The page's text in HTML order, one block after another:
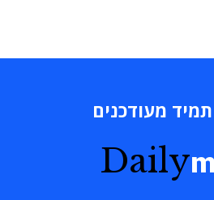
מעודכנים
Daily